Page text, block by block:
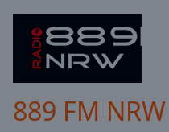
Skip
Forward
889 FM NRW